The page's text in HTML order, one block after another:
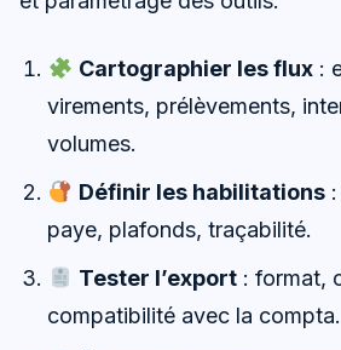
Cartographier les flux:
virements, prélèvements,
volumes.
Définir les habilitations:
paye, plafonds, traçabilité.
Tester l’export: format,
compatibilité avec la compta.